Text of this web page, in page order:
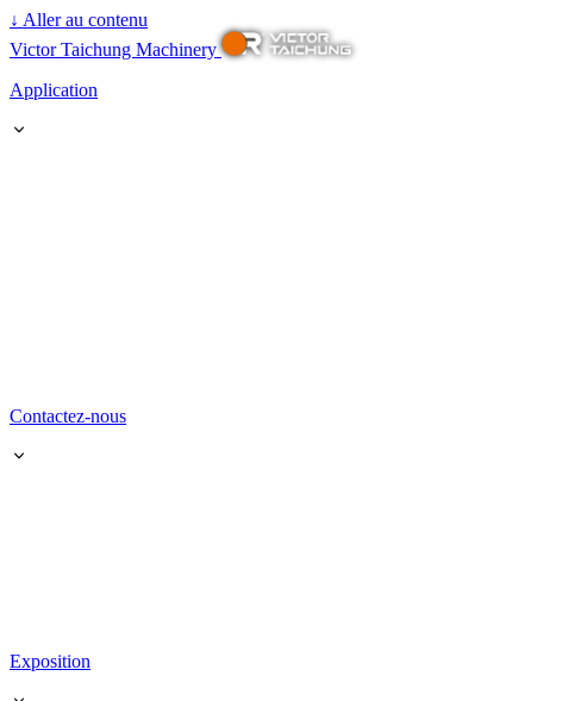
↓ Aller au contenu
Victor Taichung Machinery
Application
Contactez-nous
Exposition